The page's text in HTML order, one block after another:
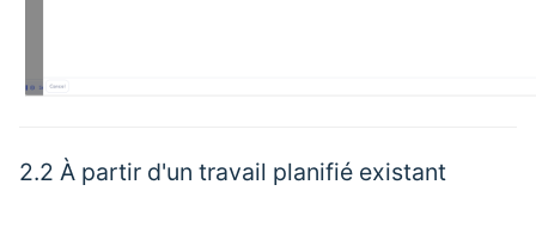
2.2 À partir d'un travail planifié existant